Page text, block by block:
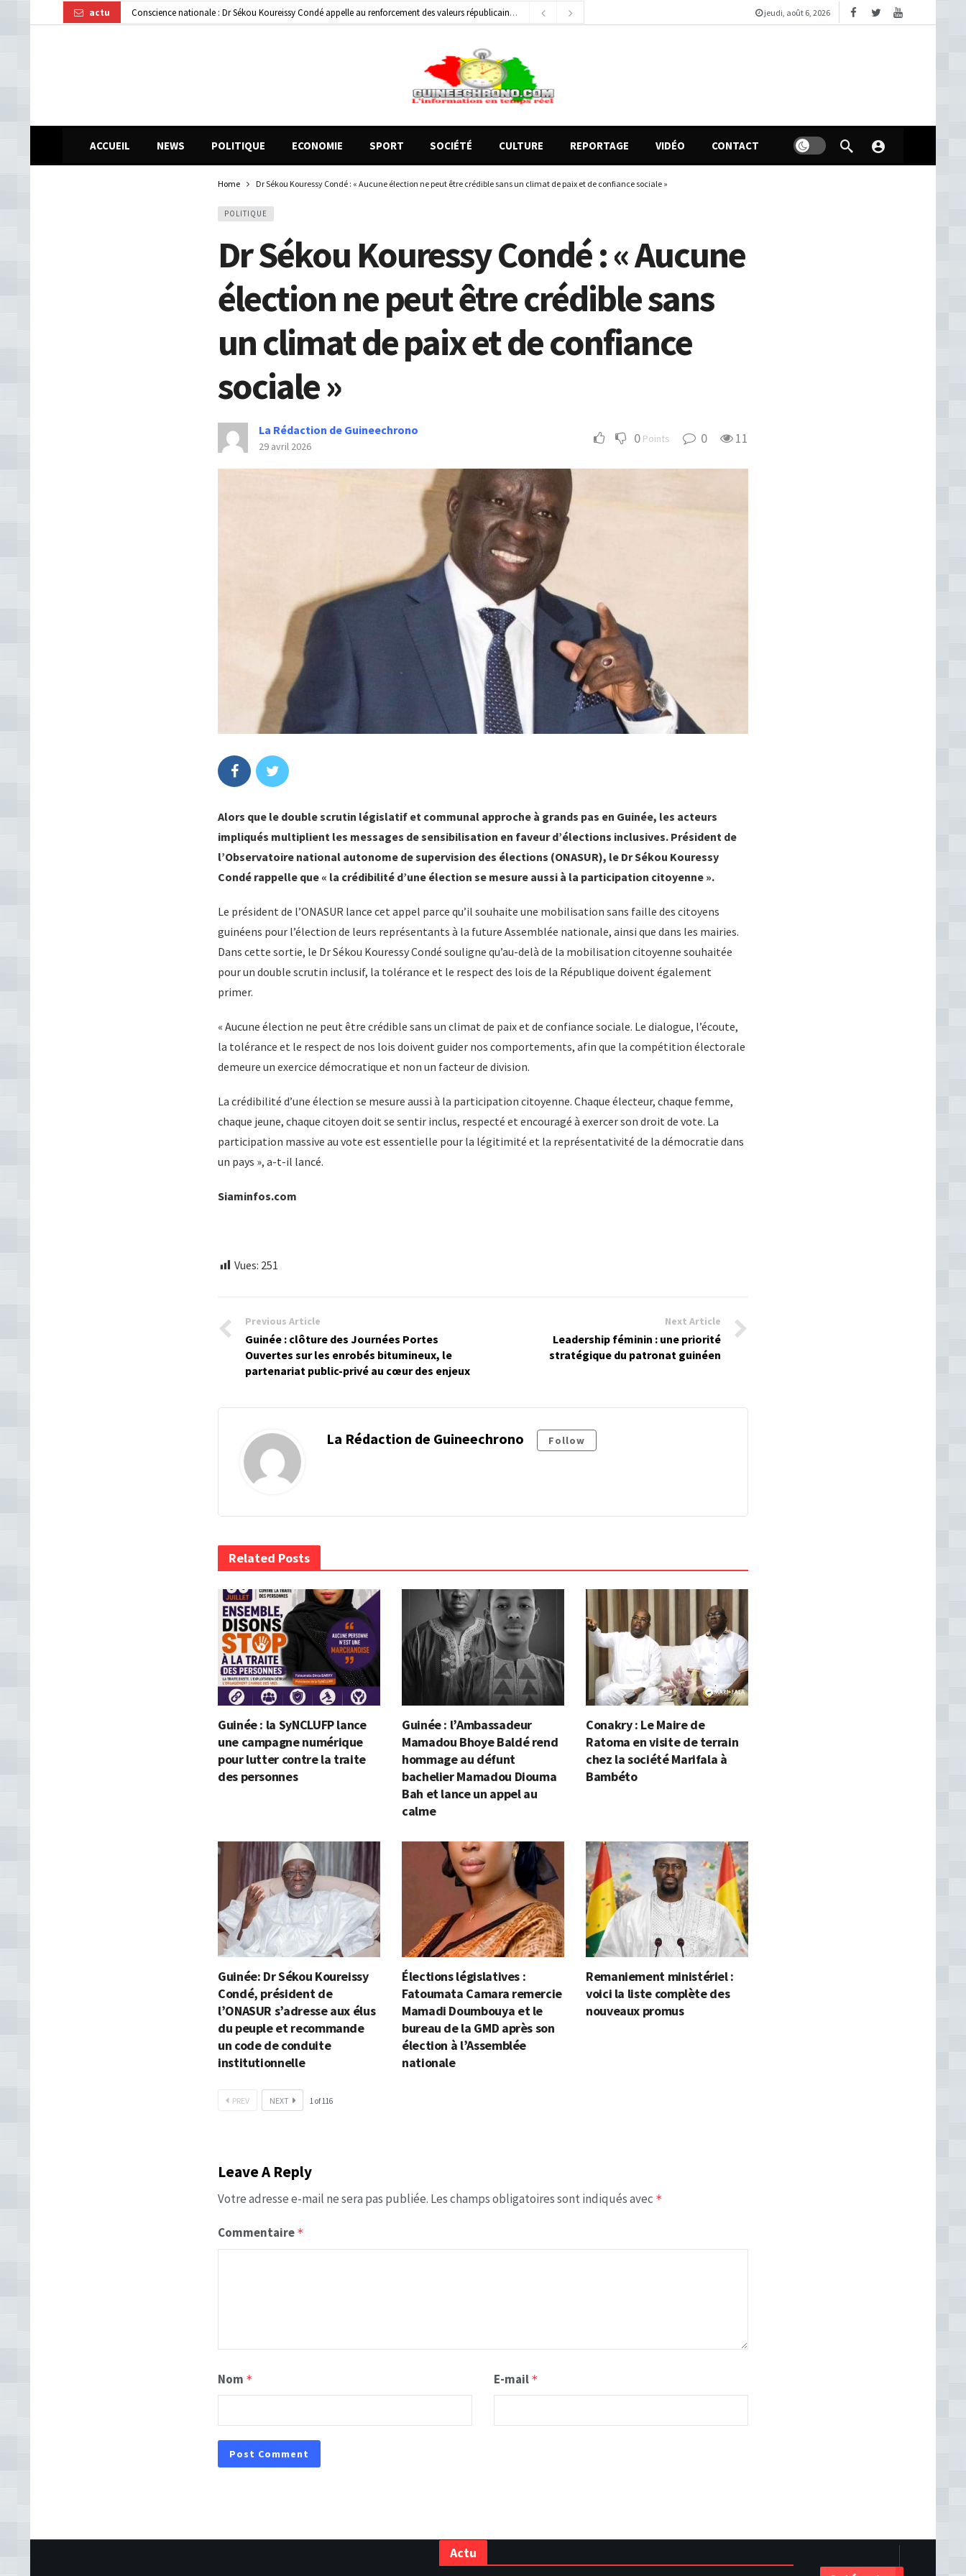
actu Gendarmerie : le colonel Bienvenu Lamah promu général de brigade
2 jours ago
jeudi, août 6, 2026
ACCUEIL NEWS POLITIQUE ECONOMIE SPORT SOCIÉTÉ CULTURE REPORTAGE VIDÉO CONTACT
Home Dr Sékou Kouressy Condé : « Aucune élection ne peut être crédible sans un climat de paix et de confiance sociale »
POLITIQUE
Dr Sékou Kouressy Condé : « Aucune
élection ne peut être crédible sans
un climat de paix et de confiance
sociale »
La Rédaction de Guineechrono
29 avril 2026 0 Points 0 11
Alors que le double scrutin législatif et communal approche à grands pas en Guinée, les acteurs
impliqués multiplient les messages de sensibilisation en faveur d’élections inclusives. Président de
l’Observatoire national autonome de supervision des élections (ONASUR), le Dr Sékou Kouressy
Condé rappelle que « la crédibilité d’une élection se mesure aussi à la participation citoyenne ».
Le président de l’ONASUR lance cet appel parce qu’il souhaite une mobilisation sans faille des citoyens
guinéens pour l’élection de leurs représentants à la future Assemblée nationale, ainsi que dans les mairies.
Dans cette sortie, le Dr Sékou Kouressy Condé souligne qu’au-delà de la mobilisation citoyenne souhaitée
pour un double scrutin inclusif, la tolérance et le respect des lois de la République doivent également
primer.
« Aucune élection ne peut être crédible sans un climat de paix et de confiance sociale. Le dialogue, l’écoute,
la tolérance et le respect de nos lois doivent guider nos comportements, afin que la compétition électorale
demeure un exercice démocratique et non un facteur de division.
La crédibilité d’une élection se mesure aussi à la participation citoyenne. Chaque électeur, chaque femme,
chaque jeune, chaque citoyen doit se sentir inclus, respecté et encouragé à exercer son droit de vote. La
participation massive au vote est essentielle pour la légitimité et la représentativité de la démocratie dans
un pays », a-t-il lancé.
Siaminfos.com
Vues: 251
Previous Article
Guinée : clôture des Journées Portes
Ouvertes sur les enrobés bitumineux, le
partenariat public-privé au cœur des enjeux
Next Article
Leadership féminin : une priorité
stratégique du patronat guinéen
La Rédaction de Guineechrono Follow
Related Posts
Guinée : la SyNCLUFP lance
une campagne numérique
pour lutter contre la traite
des personnes
Guinée : l’Ambassadeur
Mamadou Bhoye Baldé rend
hommage au défunt
bachelier Mamadou Diouma
Bah et lance un appel au
calme
Conakry : Le Maire de
Ratoma en visite de terrain
chez la société Marifala à
Bambéto
Guinée: Dr Sékou Koureissy
Condé, président de
l’ONASUR s’adresse aux élus
du peuple et recommande
un code de conduite
institutionnelle
Élections législatives :
Fatoumata Camara remercie
Mamadi Doumbouya et le
bureau de la GMD après son
élection à l’Assemblée
nationale
Remaniement ministériel :
voici la liste complète des
nouveaux promus
PREV NEXT 1of116
Leave A Reply
Votre adresse e-mail ne sera pas publiée. Les champs obligatoires sont indiqués avec *
Commentaire *
Nom * E-mail *
Actu